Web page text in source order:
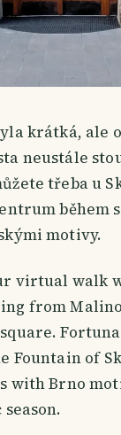
krátká, ale
neustále
třeba u
během
motivy.
virtual walk
from
Fountain of
with Brno